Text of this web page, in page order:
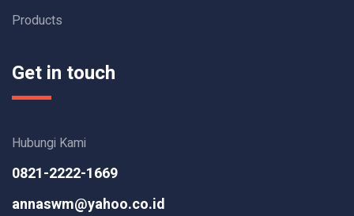
Products
Get in touch
Hubungi Kami
0821-2222-1669
annaswm@yahoo.co.id